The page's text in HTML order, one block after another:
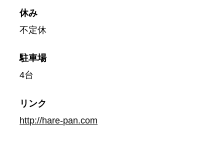
休み
不定休
駐車場
4台
リンク
http://hare-pan.com